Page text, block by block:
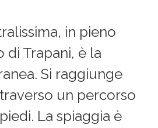
in pieno
di Trapani, è la
Si raggiunge
un percorso
La spiaggia è